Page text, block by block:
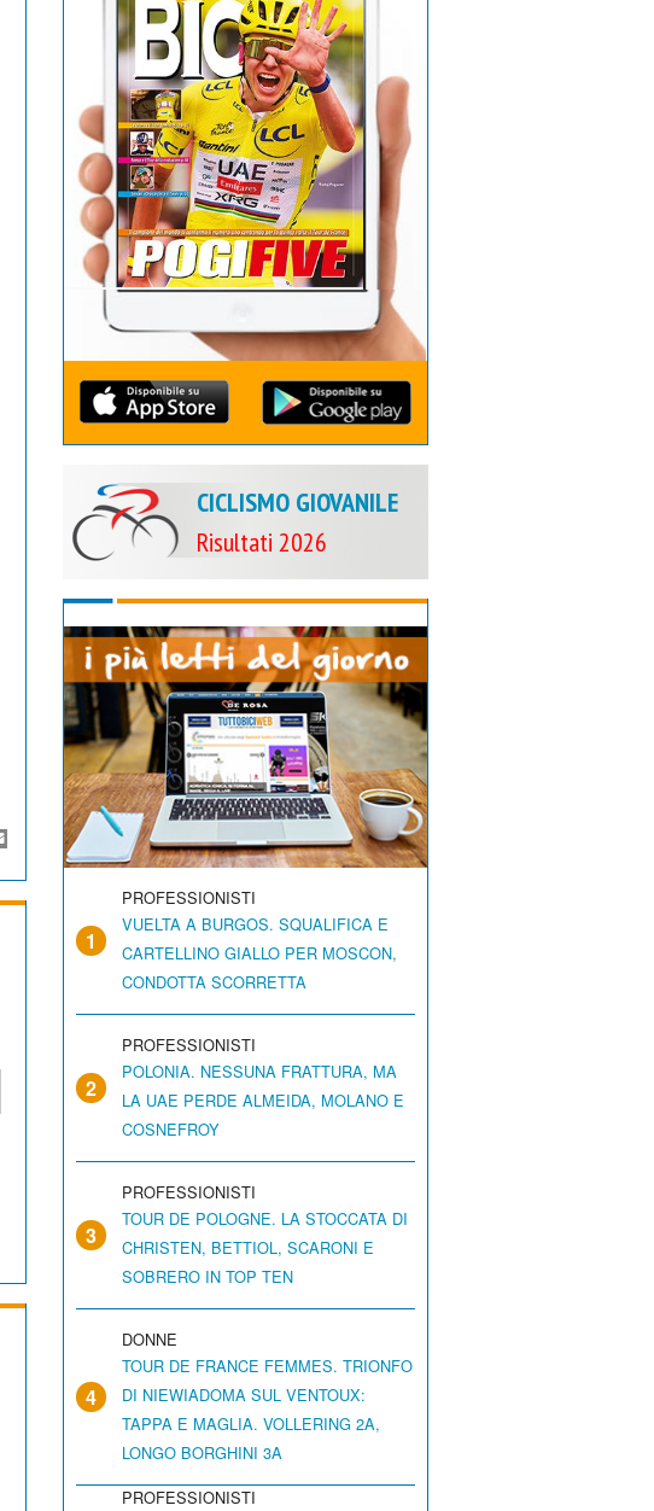
CICLISMO GIOVANILE
Risultati 2026
1
PROFESSIONISTI
VUELTA A BURGOS. SQUALIFICA E
CARTELLINO GIALLO PER MOSCON,
CONDOTTA SCORRETTA
2
PROFESSIONISTI
POLONIA. NESSUNA FRATTURA, MA
LA UAE PERDE ALMEIDA, MOLANO E
COSNEFROY
3
PROFESSIONISTI
TOUR DE POLOGNE. LA STOCCATA DI
CHRISTEN, BETTIOL, SCARONI E
SOBRERO IN TOP TEN
4
DONNE
TOUR DE FRANCE FEMMES. TRIONFO
DI NIEWIADOMA SUL VENTOUX:
TAPPA E MAGLIA. VOLLERING 2A,
LONGO BORGHINI 3A
PROFESSIONISTI